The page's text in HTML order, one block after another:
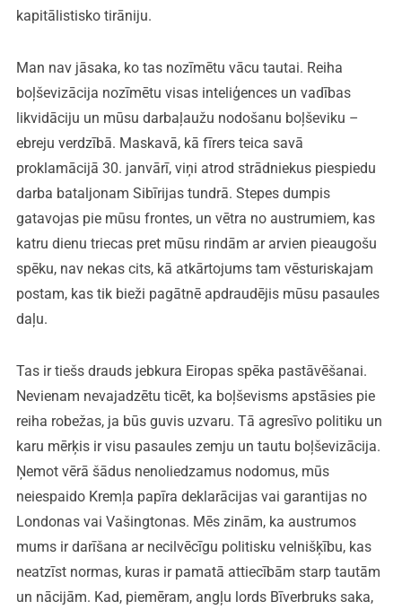
kapitālistisko tirāniju.
Man nav jāsaka, ko tas nozīmētu vācu tautai. Reiha
boļševizācija nozīmētu visas inteliģences un vadības
likvidāciju un mūsu darbaļaužu nodošanu boļševiku –
ebreju verdzībā. Maskavā, kā fīrers teica savā
proklamācijā 30. janvārī, viņi atrod strādniekus piespiedu
darba bataljonam Sibīrijas tundrā. Stepes dumpis
gatavojas pie mūsu frontes, un vētra no austrumiem, kas
katru dienu triecas pret mūsu rindām ar arvien pieaugošu
spēku, nav nekas cits, kā atkārtojums tam vēsturiskajam
postam, kas tik bieži pagātnē apdraudējis mūsu pasaules
daļu.
Tas ir tiešs drauds jebkura Eiropas spēka pastāvēšanai.
Nevienam nevajadzētu ticēt, ka boļševisms apstāsies pie
reiha robežas, ja būs guvis uzvaru. Tā agresīvo politiku un
karu mērķis ir visu pasaules zemju un tautu boļševizācija.
Ņemot vērā šādus nenoliedzamus nodomus, mūs
neiespaido Kremļa papīra deklarācijas vai garantijas no
Londonas vai Vašingtonas. Mēs zinām, ka austrumos
mums ir darīšana ar necilvēcīgu politisku velnišķību, kas
neatzīst normas, kuras ir pamatā attiecībām starp tautām
un nācijām. Kad, piemēram, angļu lords Bīverbruks saka,